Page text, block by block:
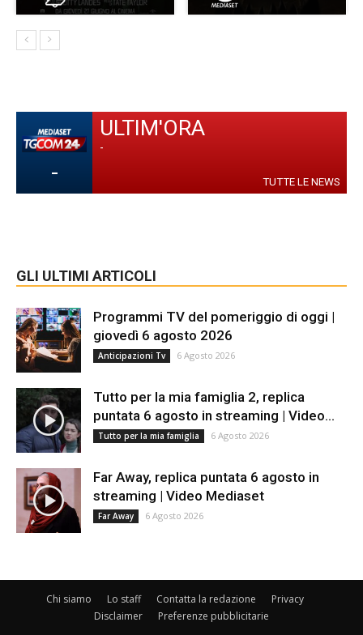
-
ULTIM'ORA
-
TUTTE LE NEWS
GLI ULTIMI ARTICOLI
Programmi TV del pomeriggio di oggi |
giovedì 6 agosto 2026
Anticipazioni Tv 6 Agosto 2026
Tutto per la mia famiglia 2, replica
puntata 6 agosto in streaming | Video...
Tutto per la mia famiglia 6 Agosto 2026
Far Away, replica puntata 6 agosto in
streaming | Video Mediaset
Far Away 6 Agosto 2026
Chi siamo Lo staff Contatta la redazione
Privacy
Disclaimer
Preferenze pubblicitarie